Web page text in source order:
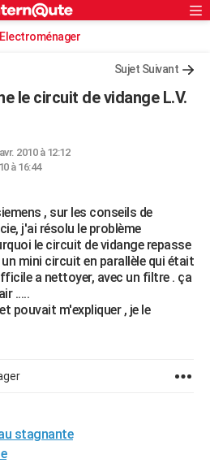
S'inscrire
Electroménager
Sujet Suivant
le circuit de vidange L.V.
2010 à 12:12
à 16:44
, sur les conseils de
j'ai résolu le problème
le circuit de vidange repasse
mini circuit en parallèle qui était
a nettoyer, avec un filtre . ça
.....
pouvait m'expliquer , je le
stagnante